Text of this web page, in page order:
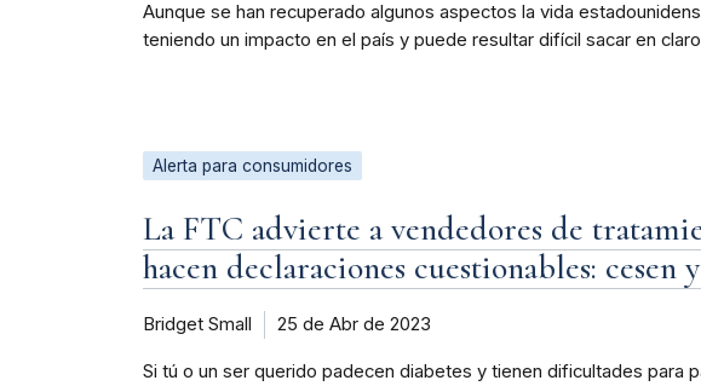
Aunque se han recuperado algunos aspectos la vida
teniendo un impacto en el país y puede resultar difícil sacar en claro
Alerta para consumidores
La FTC advierte a vendedores de
hacen declaraciones cuestionables: cesen
Bridget Small 25 de Abr de 2023
Si tú o un ser querido padecen diabetes y tienen dificultades para